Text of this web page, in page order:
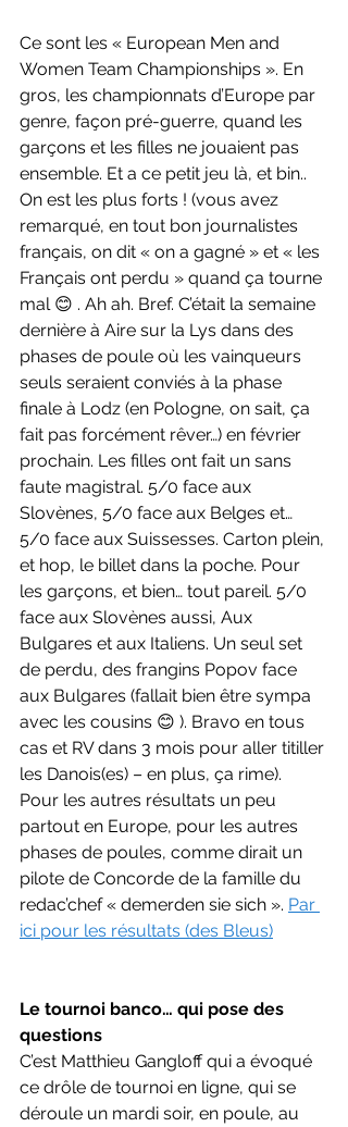
Ce sont les « European Men and
Women Team Championships ». En
gros, les championnats d’Europe par
genre, façon pré-guerre, quand les
garçons et les filles ne jouaient pas
ensemble. Et a ce petit jeu là, et bin..
On est les plus forts ! (vous avez
remarqué, en tout bon journalistes
français, on dit « on a gagné » et « les
Français ont perdu » quand ça tourne
mal 😊 . Ah ah. Bref. C’était la semaine
dernière à Aire sur la Lys dans des
phases de poule où les vainqueurs
seuls seraient conviés à la phase
finale à Lodz (en Pologne, on sait, ça
fait pas forcément rêver…) en février
prochain. Les filles ont fait un sans
faute magistral. 5/0 face aux
Slovènes, 5/0 face aux Belges et…
5/0 face aux Suissesses. Carton plein,
et hop, le billet dans la poche. Pour
les garçons, et bien… tout pareil. 5/0
face aux Slovènes aussi, Aux
Bulgares et aux Italiens. Un seul set
de perdu, des frangins Popov face
aux Bulgares (fallait bien être sympa
avec les cousins 😊 ). Bravo en tous
cas et RV dans 3 mois pour aller titiller
les Danois(es) – en plus, ça rime).
Pour les autres résultats un peu
partout en Europe, pour les autres
phases de poules, comme dirait un
pilote de Concorde de la famille du
redac’chef « demerden sie sich ». Par
ici pour les résultats (des Bleus)
Le tournoi banco… qui pose des
questions
C’est Matthieu Gangloff qui a évoqué
ce drôle de tournoi en ligne, qui se
déroule un mardi soir, en poule, au